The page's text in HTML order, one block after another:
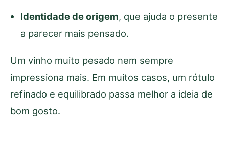
Identidade de origem, que ajuda o presente
a parecer mais pensado.
Um vinho muito pesado nem sempre
impressiona mais. Em muitos casos, um rótulo
refinado e equilibrado passa melhor a ideia de
bom gosto.